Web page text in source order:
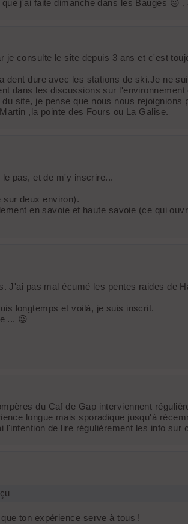
j'ai faite dimanche dans les Bauges 😜
consulte le site depuis 3 ans et c'est
dent dure avec les stations de ski.Je ne
dans les discussions sur l'environnement
site, je pense que nous nous
,la pointe des Fours ou La Galise.
pas, et de m'y inscrire...
sur deux environ).
en savoie et haute savoie (ce qui
pas mal écumé les pentes raides de
longtemps et voilà, je suis inscrit.
... 😉
du Caf de Gap interviennent
longue mais sporadique jusqu'à
de lire régulièrement les info sur
ton expérience serve à tous !